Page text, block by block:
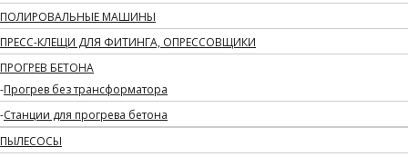
ПОЛИРОВАЛЬНЫЕ МАШИНЫ
ПРЕСС-КЛЕЩИ ДЛЯ ФИТИНГА, ОПРЕССОВЩИКИ
ПРОГРЕВ БЕТОНА
Прогрев без трансформатора
Станции для прогрева бетона
ПЫЛЕСОСЫ